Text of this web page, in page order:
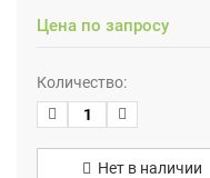
Цена по запросу
Количество:
Нет в наличии